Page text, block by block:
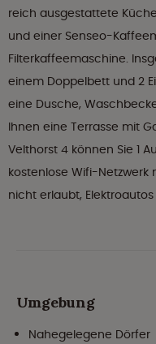
reich ausgestattete
und einer Senseo-
Filterkaffeemaschine.
einem Doppelbett und 2
eine Dusche,
Ihnen eine Terrasse mit
Velthorst 4 können Sie 1
kostenlose Wifi-Netzwerk
nicht erlaubt,
Umgebung
Nahegelegene Dörfer